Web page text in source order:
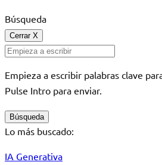
Búsqueda
Cerrar X
Empieza a escribir palabras clave
Pulse Intro para enviar.
Búsqueda
Lo más buscado:
IA Generativa